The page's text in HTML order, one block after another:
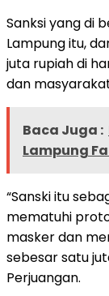
Sanksi yang di
Lampung itu,
juta rupiah di
dan
Baca Juga :
Lampung
“Sanski itu
mematuhi
masker dan
sebesar satu
Perjuangan.